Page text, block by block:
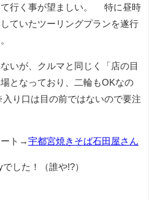
て行く事が望ましい。 特に昼時
ていたツーリングプランを遂行
いが、クルマと同じく「店の目
となっており、二輪もOKなの
り口は目の前ではないので要注
ート→ 宇都宮焼きそば石田屋さん
した！（誰や!?）